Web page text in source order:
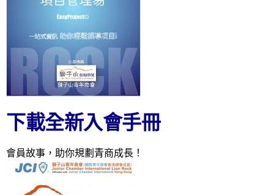
下載全新入會手冊
會員故事，助你規劃青商成長！